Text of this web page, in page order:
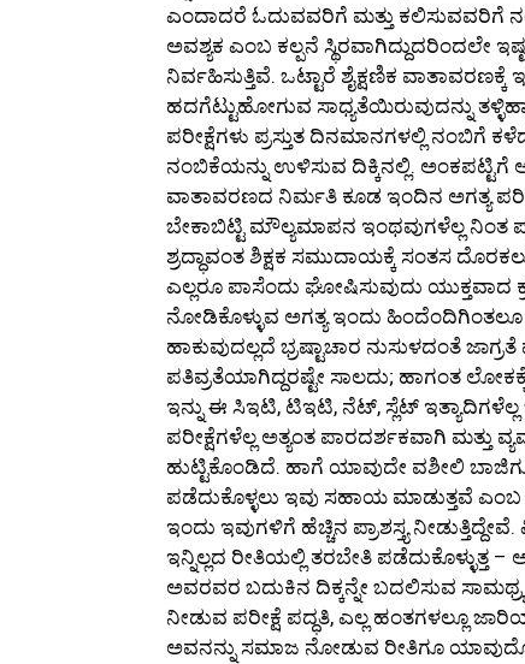
ಎಂದಾದರೆ ಓದುವವರಿಗೆ ಮತ್ತು ಕಲಿಸುವವರಿಗೆ
ಅವಶ್ಯಕ ಎಂಬ ಕಲ್ಪನೆ ಸ್ಥಿರವಾಗಿದ್ದುದರಿಂದಲೇ
ನಿರ್ವಹಿಸುತ್ತಿವೆ. ಒಟ್ಟಾರೆ ಶೈಕ್ಷಣಿಕ
ಹದಗೆಟ್ಟುಹೋಗುವ ಸಾಧ್ಯತೆಯಿರುವುದನ್ನು
ಪರೀಕ್ಷೆಗಳು ಪ್ರಸ್ತುತ ದಿನಮಾನಗಳಲ್ಲಿ ನಂಬಿಗೆ
ನಂಬಿಕೆಯನ್ನು ಉಳಿಸುವ ದಿಕ್ಕಿನಲ್ಲಿ. ಅಂಕಪಟ್ಟಿಗೆ
ವಾತಾವರಣದ ನಿರ್ಮತಿ ಕೂಡ ಇಂದಿನ ಅಗತ್ಯ
ಬೇಕಾಬಿಟ್ಟಿ ಮೌಲ್ಯಮಾಪನ ಇಂಥವುಗಳೆಲ್ಲ ನಿಂತ
ಶ್ರದ್ಧಾವಂತ ಶಿಕ್ಷಕ ಸಮುದಾಯಕ್ಕೆ ಸಂತಸ
ಎಲ್ಲರೂ ಪಾಸೆಂದು ಘೋಷಿಸುವುದು ಯುಕ್ತವಾದ
ನೋಡಿಕೊಳ್ಳುವ ಅಗತ್ಯ ಇಂದು ಹಿಂದೆಂದಿಗಿಂತಲೂ
ಹಾಕುವುದಲ್ಲದೆ ಭ್ರಷ್ಟಾಚಾರ ನುಸುಳದಂತೆ
ಪತಿವ್ರತೆಯಾಗಿದ್ದರಷ್ಟೇ ಸಾಲದು; ಹಾಗಂತ
ಇನ್ನು ಈ ಸಿಇಟಿ, ಟಿಇಟಿ, ನೆಟ್, ಸ್ಲೆಟ್
ಪರೀಕ್ಷೆಗಳೆಲ್ಲ ಅತ್ಯಂತ ಪಾರದರ್ಶಕವಾಗಿ ಮತ್ತು
ಹುಟ್ಟಿಕೊಂಡಿದೆ. ಹಾಗೆ ಯಾವುದೇ ವಶೀಲಿ
ಪಡೆದುಕೊಳ್ಳಲು ಇವು ಸಹಾಯ ಮಾಡುತ್ತವೆ ಎಂಬ
ಇಂದು ಇವುಗಳಿಗೆ ಹೆಚ್ಚಿನ ಪ್ರಾಶಸ್ತ್ಯ
ಇನ್ನಿಲ್ಲದ ರೀತಿಯಲ್ಲಿ ತರಬೇತಿ ಪಡೆದುಕೊಳ್ಳುತ್ತ
ಅವರವರ ಬದುಕಿನ ದಿಕ್ಕನ್ನೇ ಬದಲಿಸುವ ಸಾಮಥ್ರ್ಯ
ನೀಡುವ ಪರೀಕ್ಷೆ ಪದ್ಧತಿ, ಎಲ್ಲ ಹಂತಗಳಲ್ಲೂ
ಅವನನ್ನು ಸಮಾಜ ನೋಡುವ ರೀತಿಗೂ